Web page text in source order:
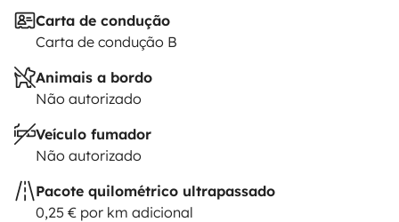
Carta de condução
Carta de condução B
Animais a bordo
Não autorizado
Veículo fumador
Não autorizado
Pacote quilométrico ultrapassado
0,25 € por km adicional